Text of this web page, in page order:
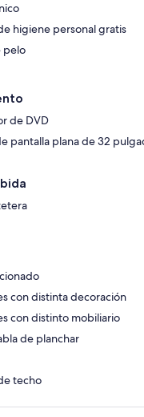
higiene personal gratis
pelo
de DVD
pantalla plana de 32
con distinta decoración
con distinto mobiliario
de planchar
techo